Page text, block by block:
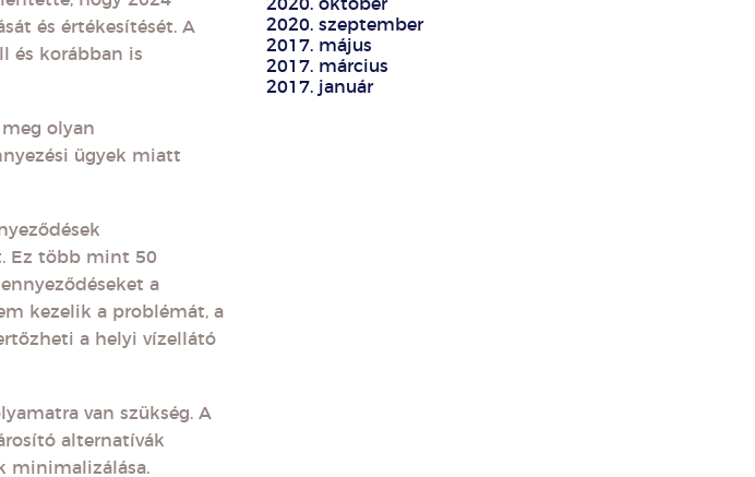
és értékesítését. A
és korábban is
olyan
ügyek miatt
Ez több mint 50
a
kezelik a problémát, a
a helyi vízellátó
van szükség. A
alternatívák
minimalizálása.
2020. szeptember
2017. május
2017. március
2017. január